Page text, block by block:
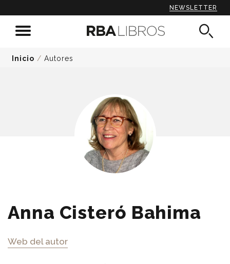
NEWSLETTER
Inicio / Autores
Anna Cisteró Bahima
Web del autor